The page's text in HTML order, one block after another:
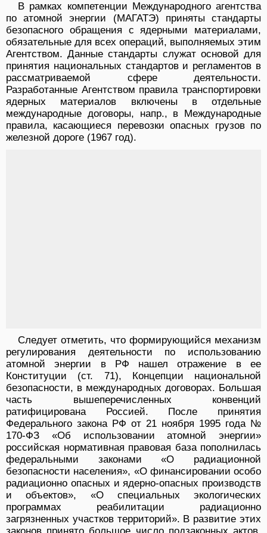
В рамках компетенции Международного агентства
по атомной энергии (МАГАТЭ) приняты стандарты
безопасного обращения с ядерными материалами,
обязательные для всех операций, выполняемых этим
Агентством. Данные стандарты служат основой для
принятия национальных стандартов и регламентов в
рассматриваемой сфере деятельности.
Разработанные Агентством правила транспортировки
ядерных материалов включены в отдельные
международные договоры, напр., в Международные
правила, касающиеся перевозки опасных грузов по
железной дороге (1967 год).
Следует отметить, что формирующийся механизм
регулирования деятельности по использованию
атомной энергии в РФ нашел отражение в ее
Конституции (ст. 71), Концепции национальной
безопасности, в международных договорах. Большая
часть вышеперечисленных конвенций
ратифицирована Россией. После принятия
Федерального закона РФ от 21 ноября 1995 года №
170-ФЗ «Об использовании атомной энергии»
российская нормативная правовая база пополнилась
федеральными законами «О радиационной
безопасности населения», «О финансировании особо
радиационно опасных и ядерно-опасных производств
и объектов», «О специальных экологических
программах реабилитации радиационно
загрязненных участков территорий». В развитие этих